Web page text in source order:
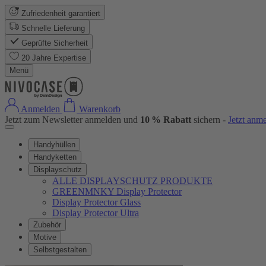
Zufriedenheit garantiert
Schnelle Lieferung
Geprüfte Sicherheit
20 Jahre Expertise
Menü
Anmelden
Warenkorb
Jetzt zum Newsletter anmelden und 10 % Rabatt sichern - Jetzt
Handyhüllen
Handyketten
Displayschutz
ALLE DISPLAYSCHUTZ PRODUKTE
GREENMNKY Display Protector
Display Protector Glass
Display Protector Ultra
Zubehör
Motive
Selbstgestalten